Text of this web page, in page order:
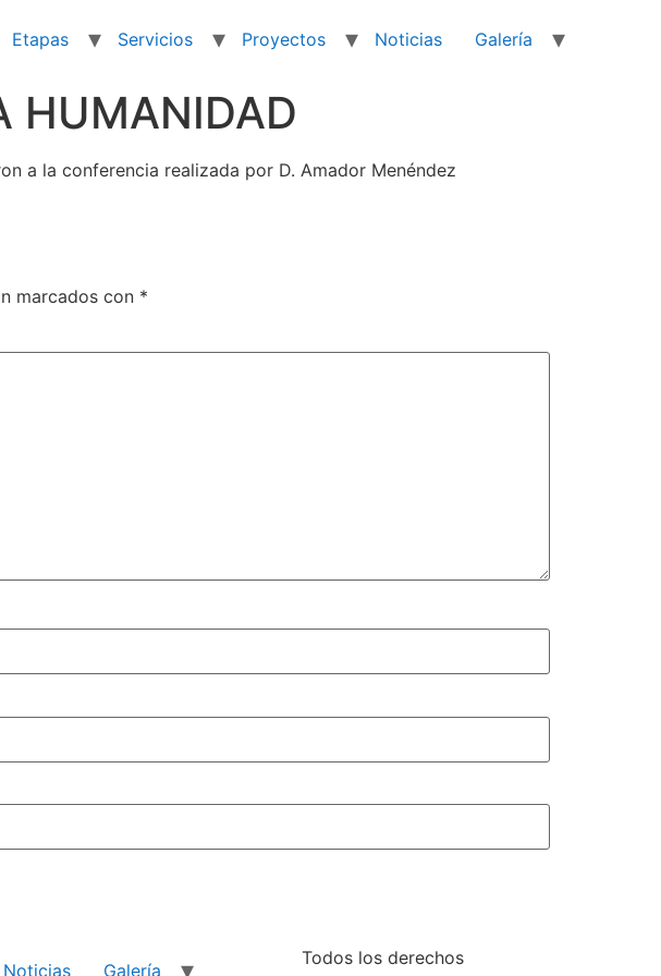
Etapas Servicios Proyectos Noticias Galería
HUMANIDAD
a la conferencia realizada por D. Amador Menéndez
marcados con *
Noticias Galería
Todos los derechos